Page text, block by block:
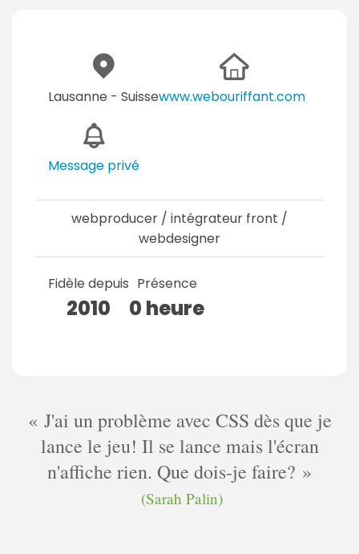
Lausanne - Suissewww.webouriffant.com
Message privé
webproducer / intégrateur front /
webdesigner
Fidèle depuis
2010
Présence
0 heure
J'ai un problème avec CSS dès que je
lance le jeu! Il se lance mais l'écran
n'affiche rien. Que dois-je faire?
(Sarah Palin)